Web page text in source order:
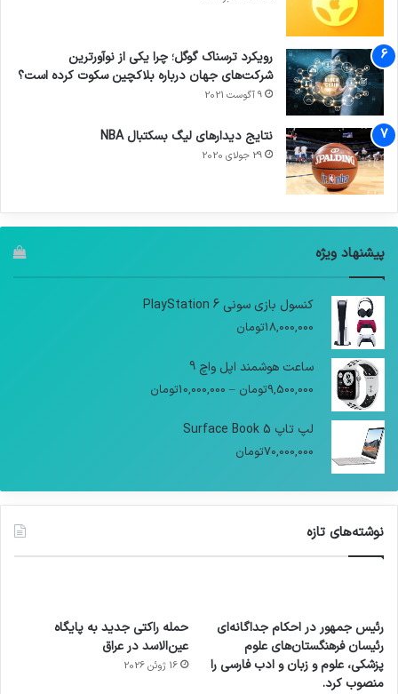
رویکرد ترسناک گوگل؛ چرا یکی از نوآورترین
شرکت‌های جهان درباره بلاکچین سکوت کرده است؟
9 آگوست 2021
نتایج دیدار‌های لیگ بسکتبال NBA
29 جولای 2020
پیشنهاد ویژه
کنسول بازی سونی PlayStation 6
18,000,000تومان
ساعت هوشمند اپل واچ 9
9,500,000تومان –
10,000,000تومان
لپ تاپ Surface Book 5
70,000,000تومان
نوشته‌های تازه
رئیس جمهور در احکام جداگانه‌ای
رئیسان فرهنگستان‌های علوم
پزشکی، علوم و زبان و ادب فارسی را
منصوب کرد.
حمله راکتی جدید به پایگاه
عین‌الاسد در عراق
16 ژوئن 2026